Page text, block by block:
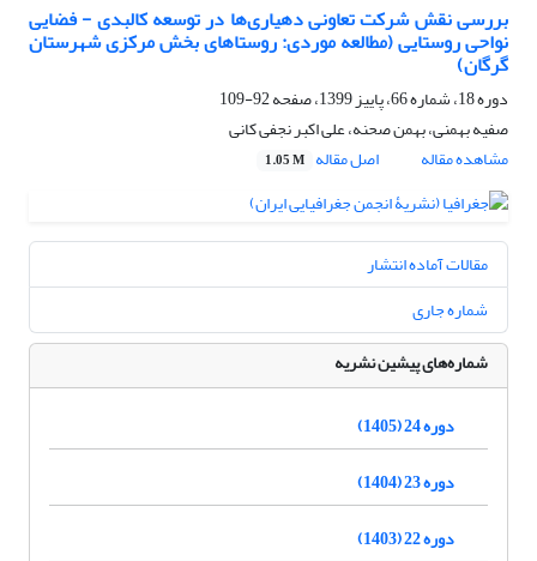
بررسی نقش شرکت تعاونی دهیاری‌ها در توسعه کالبدی - فضایی
نواحی روستایی (مطالعه موردی: روستاهای بخش مرکزی شهرستان
گرگان)
دوره 18، شماره 66، پاییز 1399، صفحه
92-109
صفیه بهمنی، بهمن صحنه، علی اکبر نجفی کانی
مشاهده مقاله
اصل مقاله 1.05 M
مقالات آماده انتشار
شماره جاری
شماره‌های پیشین نشریه
دوره 24 (1405)
دوره 23 (1404)
دوره 22 (1403)